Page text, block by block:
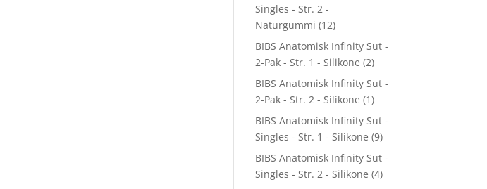
Singles - Str. 2 -
Naturgummi (12)
BIBS Anatomisk Infinity Sut -
2-Pak - Str. 1 - Silikone (2)
BIBS Anatomisk Infinity Sut -
2-Pak - Str. 2 - Silikone (1)
BIBS Anatomisk Infinity Sut -
Singles - Str. 1 - Silikone (9)
BIBS Anatomisk Infinity Sut -
Singles - Str. 2 - Silikone (4)